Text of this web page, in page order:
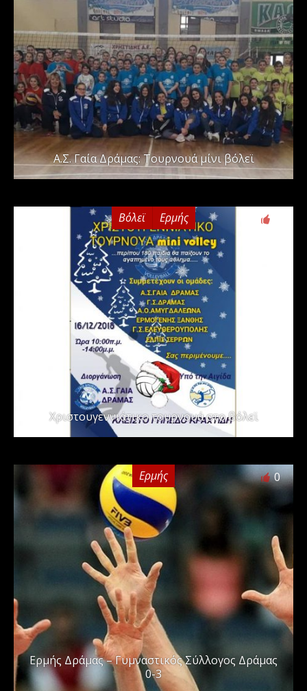
Α.Σ. Γαία Δράμας: Τουρνουά μίνι βόλεϊ
Βόλεϊ Ερμής
Χριστουγεννιάτικο τουρνουά στο βόλεϊ
Ερμής 0
Ερμής Δράμας – Γυμναστικός Σύλλογος Δράμας
0-3